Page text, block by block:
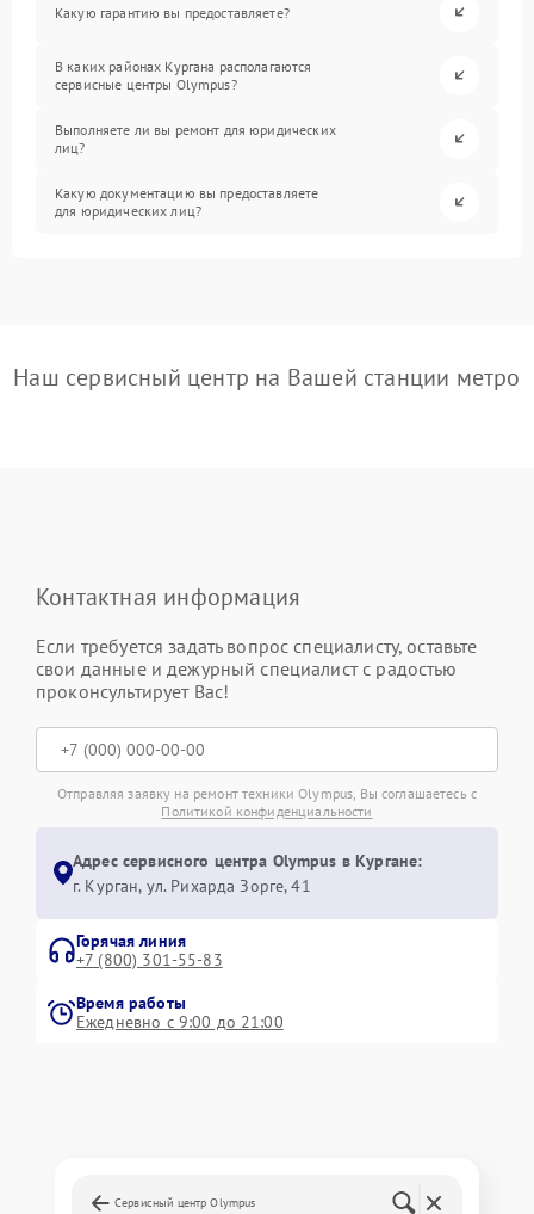
Какую гарантию вы предоставляете?
В каких районах Кургана располагаются
сервисные центры Olympus?
Выполняете ли вы ремонт для юридических
лиц?
Какую документацию вы предоставляете
для юридических лиц?
Наш сервисный центр на Вашей станции метро
Контактная информация
Если требуется задать вопрос специалисту, оставьте
свои данные и дежурный специалист с радостью
проконсультирует Вас!
Отправляя заявку на ремонт техники Olympus, Вы соглашаетесь с
Политикой конфиденциальности
Адрес сервисного центра Olympus в Кургане:
г. Курган, ул. Рихарда Зорге, 41
Горячая линия
+7 (800) 301-55-83
Время работы
Ежедневно с 9:00 до 21:00
Сервисный центр Olympus